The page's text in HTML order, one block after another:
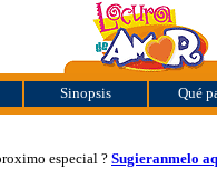
Sinopsis Qué
especial ? Sugieranmelo